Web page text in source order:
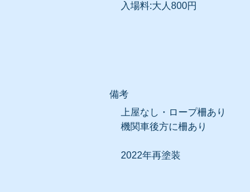
入場料:大人800円
​備考
上屋なし・ロープ柵あり
​機関車後方に柵あり
​2022年再塗装